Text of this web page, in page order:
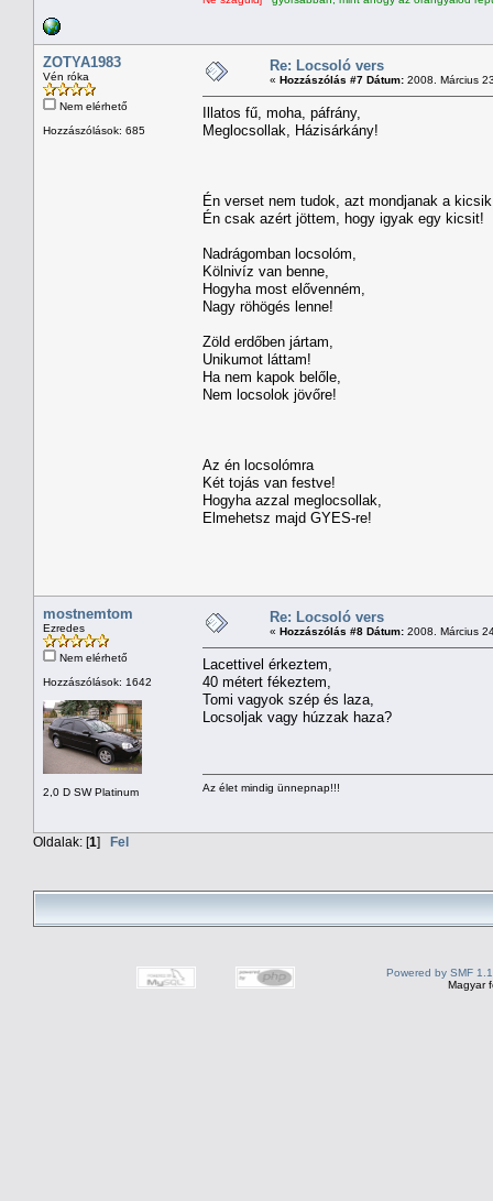
ZOTYA1983
Vén róka
Nem elérhető
Hozzászólások: 685
Re: Locsoló vers
« Hozzászólás #7 Dátum: 2008. Március
Illatos fű, moha, páfrány,
Meglocsollak, Házisárkány!
Én verset nem tudok, azt mondjanak a
Én csak azért jöttem, hogy igyak egy kicsit!
Nadrágomban locsolóm,
Kölnivíz van benne,
Hogyha most elővenném,
Nagy röhögés lenne!
Zöld erdőben jártam,
Unikumot láttam!
Ha nem kapok belőle,
Nem locsolok jövőre!
Az én locsolómra
Két tojás van festve!
Hogyha azzal meglocsollak,
Elmehetsz majd GYES-re!
mostnemtom
Ezredes
Nem elérhető
Hozzászólások: 1642
2,0 D SW Platinum
Re: Locsoló vers
« Hozzászólás #8 Dátum: 2008. Március
Lacettivel érkeztem,
40 métert fékeztem,
Tomi vagyok szép és laza,
Locsoljak vagy húzzak haza?
Az élet mindig ünnepnap!!!
Oldalak: [1] Fel
Powered by SMF
Magyar